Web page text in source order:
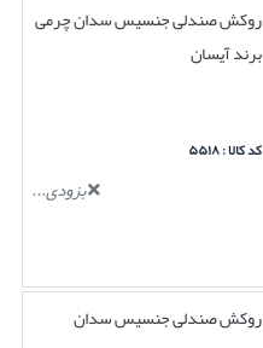
روکش صندلی جنسیس سدان چرمی
برند آیسان
کد کالا : ۵۵۱۸
بزودی...
روکش صندلی جنسیس سدان